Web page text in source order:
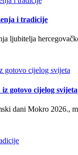
i tradicije
ljubitelja
gotovo cijelog svijeta
dani Mokro 2026.,